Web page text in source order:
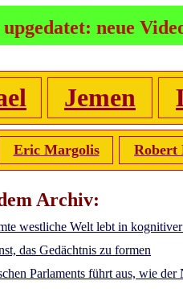
neue
Jemen
Eric Margolis Robert
Archiv:
westliche Welt lebt in
das Gedächtnis zu formen
Parlaments führt aus, wie